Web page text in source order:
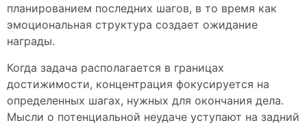
планированием последних шагов, в то время как
эмоциональная структура создает ожидание
награды.
Когда задача располагается в границах
достижимости, концентрация фокусируется на
определенных шагах, нужных для окончания дела.
Мысли о потенциальной неудаче уступают на задний